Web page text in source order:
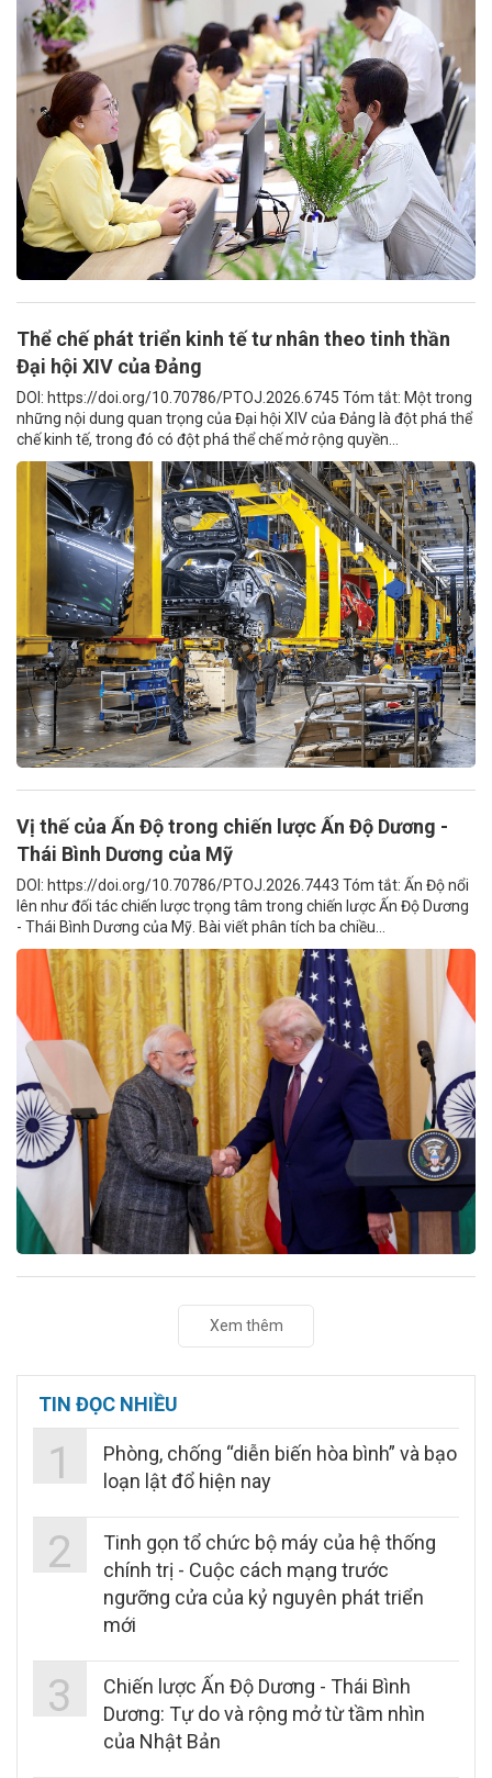
Thể chế phát triển kinh tế tư nhân theo tinh thần
Đại hội XIV của Đảng
DOI: https://doi.org/10.70786/PTOJ.2026.6745 Tóm tắt: Một trong
những nội dung quan trọng của Đại hội XIV của Đảng là đột phá thể
chế kinh tế, trong đó có đột phá thể chế mở rộng quyền...
Vị thế của Ấn Độ trong chiến lược Ấn Độ Dương -
Thái Bình Dương của Mỹ
DOI: https://doi.org/10.70786/PTOJ.2026.7443 Tóm tắt: Ấn Độ nổi
lên như đối tác chiến lược trọng tâm trong chiến lược Ấn Độ Dương
- Thái Bình Dương của Mỹ. Bài viết phân tích ba chiều...
Xem thêm
TIN ĐỌC NHIỀU
1
Phòng, chống “diễn biến hòa bình” và bạo
loạn lật đổ hiện nay
2
Tinh gọn tổ chức bộ máy của hệ thống
chính trị - Cuộc cách mạng trước
ngưỡng cửa của kỷ nguyên phát triển
mới
3
Chiến lược Ấn Độ Dương - Thái Bình
Dương: Tự do và rộng mở từ tầm nhìn
của Nhật Bản